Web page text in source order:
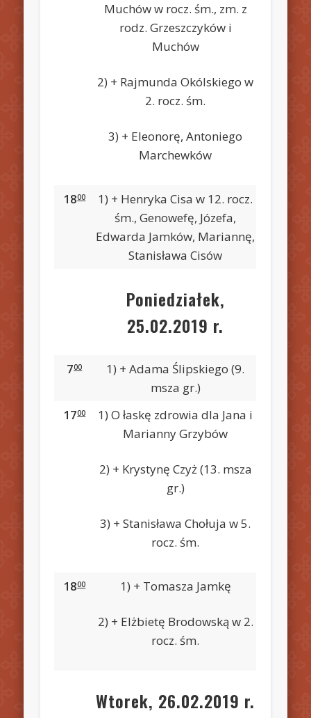
Muchów w rocz. śm., zm. z
rodz. Grzeszczyków i
Muchów
2) + Rajmunda Okólskiego w
2. rocz. śm.
3) + Eleonorę, Antoniego
Marchewków
1800
1) + Henryka Cisa w 12. rocz.
śm., Genowefę, Józefa,
Edwarda Jamków, Mariannę,
Stanisława Cisów
Poniedziałek,
25.02.2019 r.
700
1) + Adama Ślipskiego (9.
msza gr.)
1700
1) O łaskę zdrowia dla Jana i
Marianny Grzybów
2) + Krystynę Czyż (13. msza
gr.)
3) + Stanisława Chołuja w 5.
rocz. śm.
1800 1) + Tomasza Jamkę
2) + Elżbietę Brodowską w 2.
rocz. śm.
Wtorek, 26.02.2019 r.